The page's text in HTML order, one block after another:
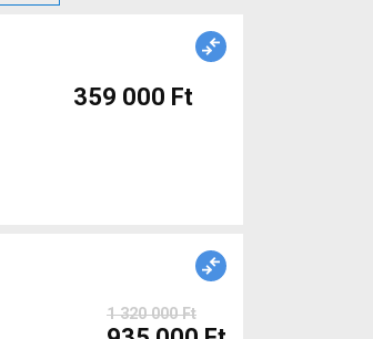
359 000 Ft
1 320 000 Ft